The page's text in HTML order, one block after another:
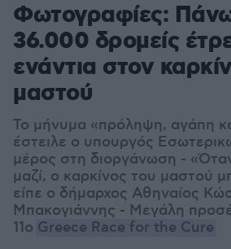
Φωτογραφίες:
36.000 δρομείς
ενάντια στον
μαστού
Το μήνυμα «πρόληψη, αγάπη
έστειλε ο υπουργός
μέρος στη διοργάνωση - «Ό
μαζί, ο καρκίνος του μαστού
είπε ο δήμαρχος Αθηναίος
Μπακογιάννης - Μεγάλη
11ο Greece Race for the Cure